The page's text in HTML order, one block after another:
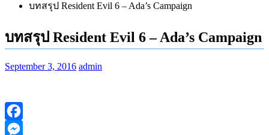
บทสรุป Resident Evil 6 – Ada’s Campaign
บทสรุป Resident Evil 6 – Ada’s Campaign
September 3, 2016 admin
Facebook